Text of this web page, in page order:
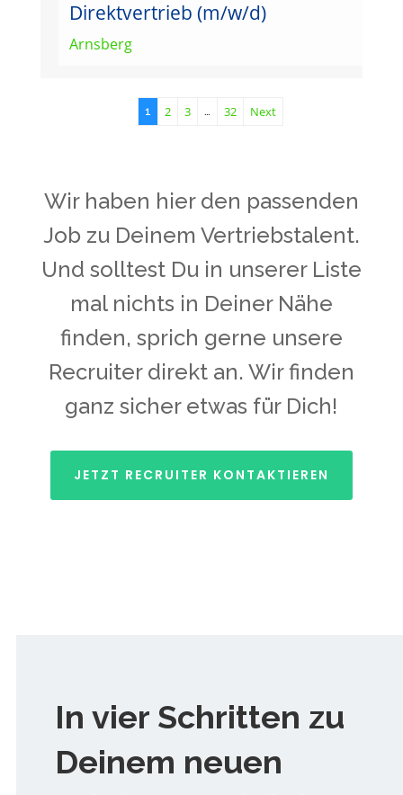
Direktvertrieb (m/w/d)
Arnsberg
1 2 3 … 32 Next
Wir haben hier den passenden
Job zu Deinem Vertriebstalent.
Und solltest Du in unserer Liste
mal nichts in Deiner Nähe
finden, sprich gerne unsere
Recruiter direkt an. Wir finden
ganz sicher etwas für Dich!
JETZT RECRUITER KONTAKTIEREN
In vier Schritten zu
Deinem neuen